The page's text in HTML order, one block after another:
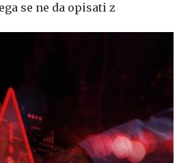
se ne da opisati z